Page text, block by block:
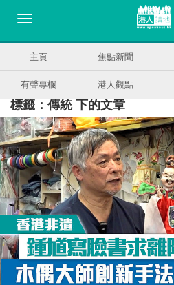
主頁 焦點新聞
有聲專欄 港人觀點
標籤：傳統 下的文章